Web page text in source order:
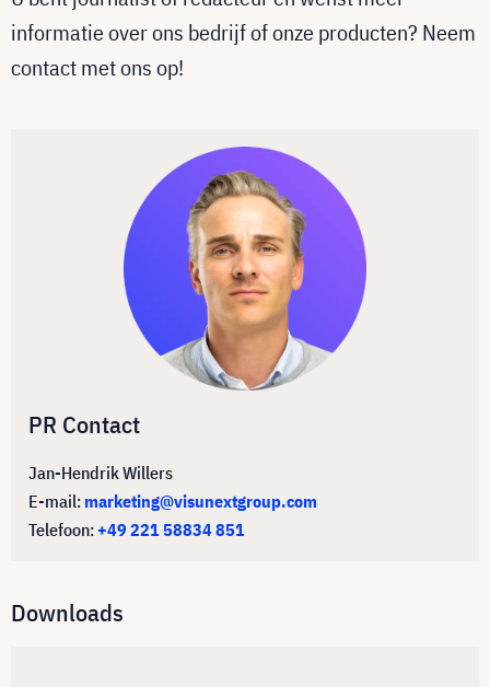
informatie over ons bedrijf of onze producten? Neem
contact met ons op!
PR Contact
Jan-Hendrik Willers
E-mail: marketing@visunextgroup.com
Telefoon:+49 221 58834 851
Downloads